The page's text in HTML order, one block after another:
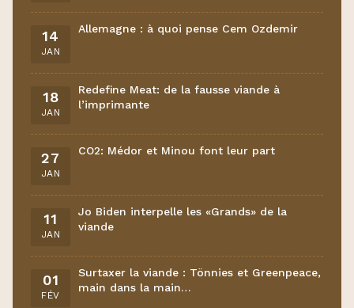
14
JAN
Allemagne : à quoi pense Cem Ozdemir
18
JAN
Redefine Meat: de la fausse viande à
l’imprimante
27
JAN
CO2: Médor et Minou font leur part
11
JAN
Jo Biden interpelle les «Grands» de la
viande
01
FÉV
Surtaxer la viande : Tönnies et Greenpeace,
main dans la main…